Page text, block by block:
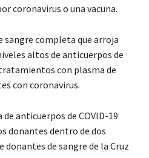
coronavirus o una vacuna.
sangre completa que arroja
altos de anticuerpos de
con plasma de
con coronavirus.
anticuerpos de COVID-19
donantes dentro de dos
donantes de sangre de la Cruz